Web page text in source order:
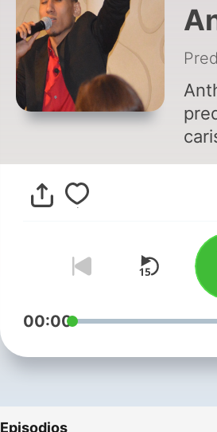
el
00:00
Episodios